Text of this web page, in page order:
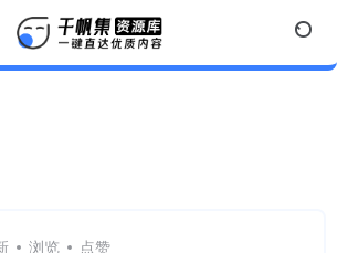
浏览 点赞